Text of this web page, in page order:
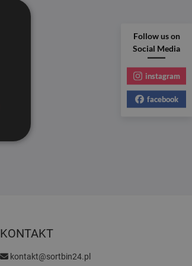
KONTAKT
kontakt@sortbin24.pl
Follow us on
Social Media
instagram
facebook